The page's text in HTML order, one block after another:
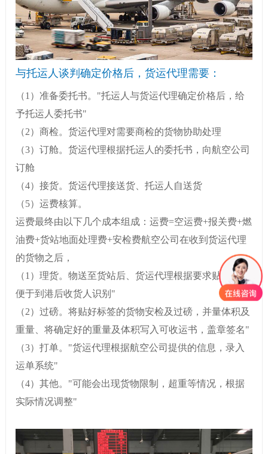
与托运人谈判确定价格后，货运代理需要：
（1）准备委托书。"托运人与货运代理确定价格后，给
予托运人委托书"
（2）商检。货运代理对需要商检的货物协助处理
（3）订舱。货运代理根据托运人的委托书，向航空公司
订舱
（4）接货。货运代理接送货、托运人自送货
（5）运费核算。
运费最终由以下几个成本组成：运费=空运费+报关费+燃
油费+货站地面处理费+安检费航空公司在收到货运代理
的货物之后，
（1）理货。物送至货站后、货运代理根据要求贴标签，
便于到港后收货人识别"
（2）过磅。将贴好标签的货物安检及过磅，并量体积及
重量、将确定好的重量及体积写入可收运书，盖章签名"
（3）打单。"货运代理根据航空公司提供的信息，录入
运单系统"
（4）其他。"可能会出现货物限制，超重等情况，根据
实际情况调整"